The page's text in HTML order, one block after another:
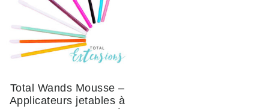
Total Wands Mousse –
Applicateurs jetables à